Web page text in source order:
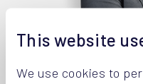
This website
We use cookies to